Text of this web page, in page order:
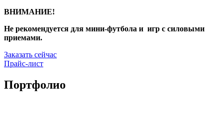
ВНИМАНИЕ!
Не рекомендуется для мини-футбола и игр с силовыми
приемами.
Заказать сейчас
Прайс-лист
Портфолио